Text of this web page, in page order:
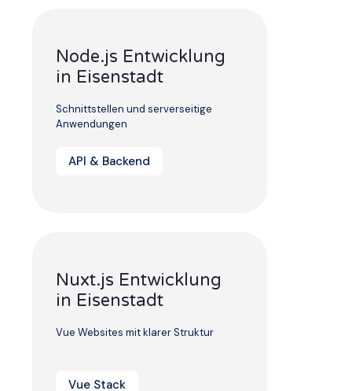
Node.js Entwicklung
in Eisenstadt
Schnittstellen und serverseitige
Anwendungen
API & Backend
Nuxt.js Entwicklung
in Eisenstadt
Vue Websites mit klarer Struktur
Vue Stack